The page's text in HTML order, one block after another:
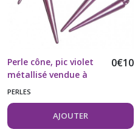
Perle cône, pic violet
métallisé vendue à
l'unité
0€10
PERLES
AJOUTER